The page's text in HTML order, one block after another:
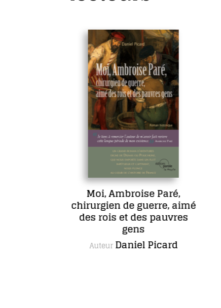
Moi, Ambroise Paré,
chirurgien de guerre, aimé
des rois et des pauvres
AuteurDaniel Picard